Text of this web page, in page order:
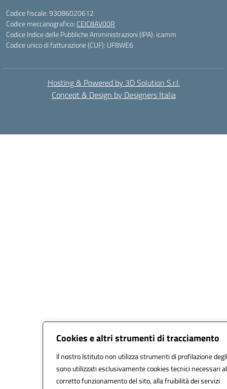
Cookies e altri strumenti di tracciamento
Il nostro Istituto non utilizza strumenti di profilazione
sono utilizzati esclusivamente cookies tecnici necessari al
corretto funzionamento del sito, alla fruibilità dei servizi
Codice fiscale: 93086020612
Codice meccanografico: CEIC8AV00R
Codice Indice delle Pubbliche Amministrazioni (IPA): icamm
Codice unico di fatturazione (CUF): UF8WE6
Hosting & Powered by 3D Solution S.r.l.
Concept & Design by Designers Italia